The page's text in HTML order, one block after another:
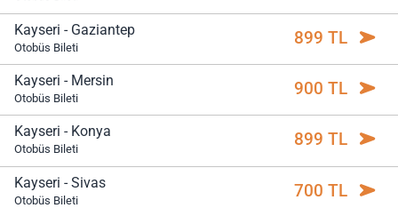
Kayseri - Gaziantep
Otobüs Bileti 899 TL
Kayseri - Mersin
Otobüs Bileti 900 TL
Kayseri - Konya
Otobüs Bileti 899 TL
Kayseri - Sivas
Otobüs Bileti 700 TL